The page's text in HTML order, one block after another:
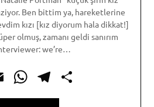
Ben bittim ya, hareketlerine
kızı [kız diyorum hala dikkat!]
olmuş, zamanı geldi sanırım
we’re…
EmailWhatsApp
Telegram